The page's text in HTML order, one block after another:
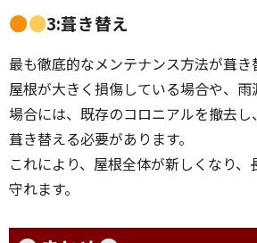
3:葺き替え
最も徹底的なメンテナンス方法が葺き
屋根が大きく損傷している場合や、
場合には、既存のコロニアルを撤去し
葺き替える必要があります。
これにより、屋根全体が新しくなり、
守れます。